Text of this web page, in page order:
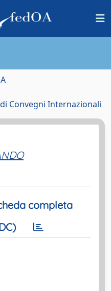
Convegni Internazionali
completa